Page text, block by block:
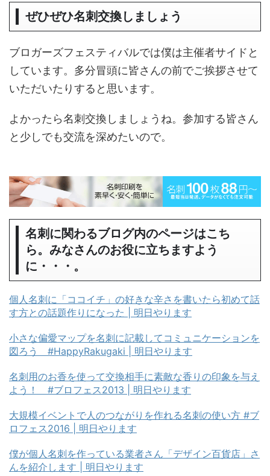
ぜひぜひ名刺交換しましょう
ブロガーズフェスティバルでは僕は主催者サイドと
しています。多分冒頭に皆さんの前でご挨拶させて
いただいたりすると思います。
よかったら名刺交換しましょうね。参加する皆さん
と少しでも交流を深めたいので。
名刺に関わるブログ内のページはこち
ら。みなさんのお役に立ちますよう
に・・・。
個人名刺に「ココイチ」の好きな辛さを書いたら初めて話
す方との話題作りになった | 明日やります
小さな偏愛マップを名刺に記載してコミュニケーションを
図ろう #HappyRakugaki | 明日やります
名刺用のお香を使って交換相手に素敵な香りの印象を与え
よう！ #ブロフェス2013 | 明日やります
大規模イベントで人のつながりを作れる名刺の使い方 #ブ
ロフェス2016 | 明日やります
僕が個人名刺を作っている業者さん「デザイン百貨店」さ
んを紹介します | 明日やります